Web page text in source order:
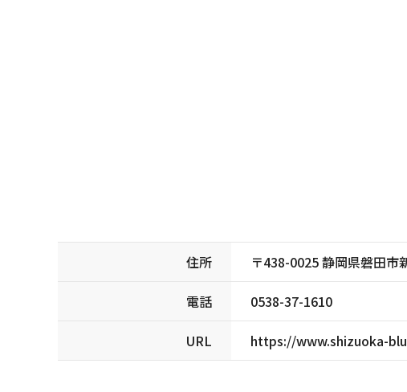
住所 〒438-0025 静岡県磐田市
電話 0538-37-1610
URL https://www.shizuoka-